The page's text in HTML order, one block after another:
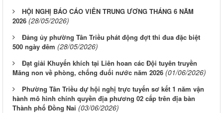
HỘI NGHỊ BÁO CÁO VIÊN TRUNG ƯƠNG THÁNG 6 NĂM
2026 (28/05/2026)
Đảng ủy phường Tân Triều phát động đợt thi đua đặc biệt
500 ngày đêm (28/05/2026)
Đạt giải Khuyến khích tại Liên hoan các Đội tuyên truyền
Măng non về phòng, chống đuối nước năm 2026 (01/06/2026)
Phường Tân Triều dự hội nghị trực tuyến sơ kết 1 năm vận
hành mô hình chính quyền địa phương 02 cấp trên địa bàn
Thành phố Đồng Nai (03/06/2026)